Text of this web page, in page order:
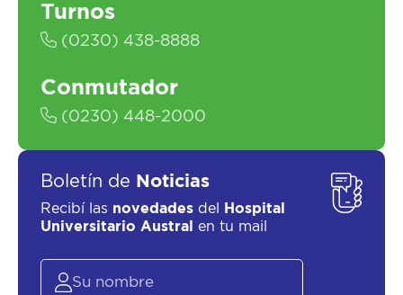
Turnos
(0230) 438-8888
Conmutador
(0230) 448-2000
Boletín de Noticias
Recibí las novedades del
Hospital
Universitario Austral
en tu mail